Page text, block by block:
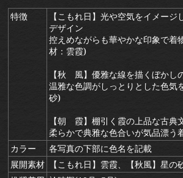
特徴
【こもれ日】光や空気をイメー
デザイン
控えめながらも華やかな印象で着
材：雲霞)
【秋 風】優雅な線を描くぼかし
温雅な色調がしっとりとした色気
砂)
【朝 霞】棚引く霞の上品な古典
柔らかで典雅な色合いが気品漂う
カラー
各写真の下部に色名を記載
展開素材
【こもれ日】雲霞、【秋風】星の